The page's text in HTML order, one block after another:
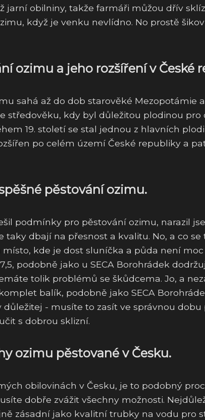
jarní obilniny, takže farmáři můžou dřív
když je venku nevlídno. No prostě
ozimu a jeho rozšíření v České
sahá až do dob starověké Mezopotámie
středověku, kdy byl důležitou plodinou pro
19. století se stal jednou z hlavních
po celém území České republiky a
pěstování ozimu.
podmínky pro pěstování ozimu, narazil
taky dbají na přesnost a kvalitu. No, a co
kde je dost sluníčka a půda není
podobně jako u SECA Borohrádek
tolik problémů se škůdcema. Jo, a
balík, podobně jako SECA
důležitej - musíte to zasít ve správnou
s dobrou sklizní.
ozimu pěstované v Česku.
obilovinách v Česku, je to podobný
dobře zvážit všechny možnosti.
zásadní jako kvalitní trubky na vodu pro